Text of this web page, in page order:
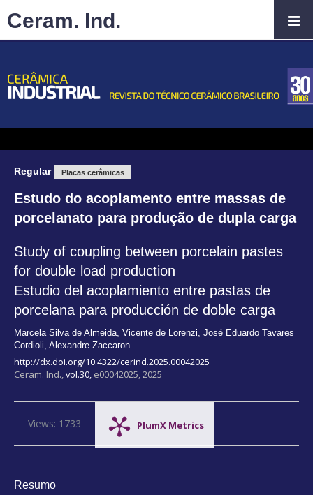
Regular Placas cerâmicas
Estudo do acoplamento entre massas de
porcelanato para produção de dupla carga
Study of coupling between porcelain pastes
for double load production
Estudio del acoplamiento entre pastas de
porcelana para producción de doble carga
Marcela Silva de Almeida Vicente de Lorenzi José Eduardo Tavares
Cordioli Alexandre Zaccaron
http://dx.doi.org/10.4322/cerind.2025.00042025
Ceram. Ind.,vol.30, e00042025, 2025
PlumX Metrics
Views: 1733
Resumo
Ceram. Ind.